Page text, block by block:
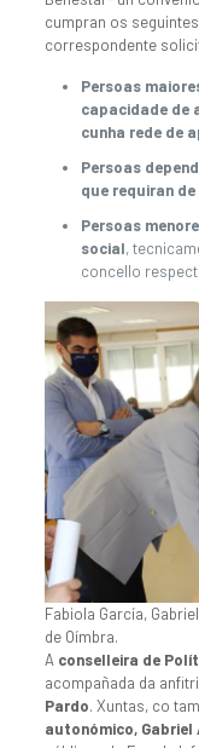
cumpran os
correspondente
Persoas
capacidade de
cunha rede de
Persoas
que requiran
Persoas
social,
concello
Fabiola García,
de Oímbra.
A conselleira de
acompañada da
Pardo. Xuntas, co
autonómico, Gabriel